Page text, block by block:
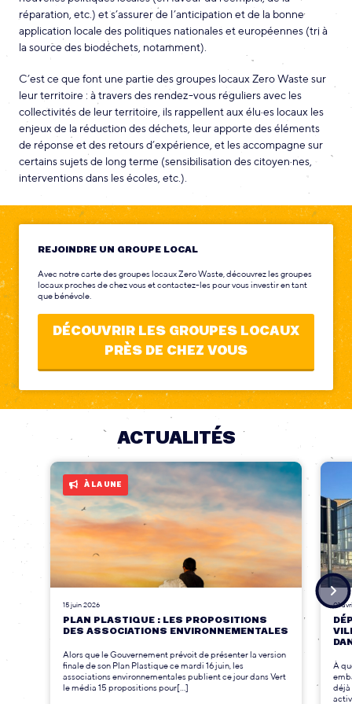
réparation, etc.) et s’assurer de l’anticipation et de la bonne
application locale des politiques nationales et européennes (tri à
la source des biodéchets, notamment).
C’est ce que font une partie des groupes locaux Zero Waste sur
leur territoire : à travers des rendez-vous réguliers avec les
collectivités de leur territoire, ils rappellent aux élu·es locaux les
enjeux de la réduction des déchets, leur apporte des éléments
de réponse et des retours d’expérience, et les accompagne sur
certains sujets de long terme (sensibilisation des citoyen·nes,
interventions dans les écoles, etc.).
REJOINDRE UN GROUPE LOCAL
Avec notre carte des groupes locaux Zero Waste, découvrez les groupes
locaux proches de chez vous et contactez-les pour vous investir en tant
que bénévole.
DÉCOUVRIR LES GROUPES LOCAUX
PRÈS DE CHEZ VOUS
ACTUALITÉS
À LA UNE
15 juin 2026
PLAN PLASTIQUE : LES PROPOSITIONS
DES ASSOCIATIONS ENVIRONNEMENTALES
Alors que le Gouvernement prévoit de présenter la version
finale de son Plan Plastique ce mardi 16 juin, les
associations environnementales publient ce jour dans Vert
le média 15 propositions pour[...]
01
À
déjà